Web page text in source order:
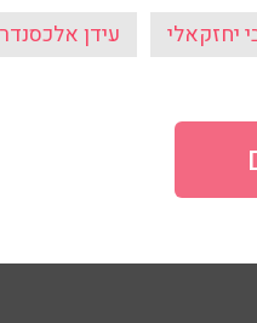
יחזקאלי עידן אלכסנדר